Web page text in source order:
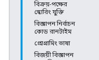
বিক্রয়-পক্ষের
স্কোরিং যুক্তি
বিজ্ঞাপন নির্বাচন
কোড রানটাইম
প্রোগ্রামিং ভাষা
বিজয়ী বিজ্ঞাপন